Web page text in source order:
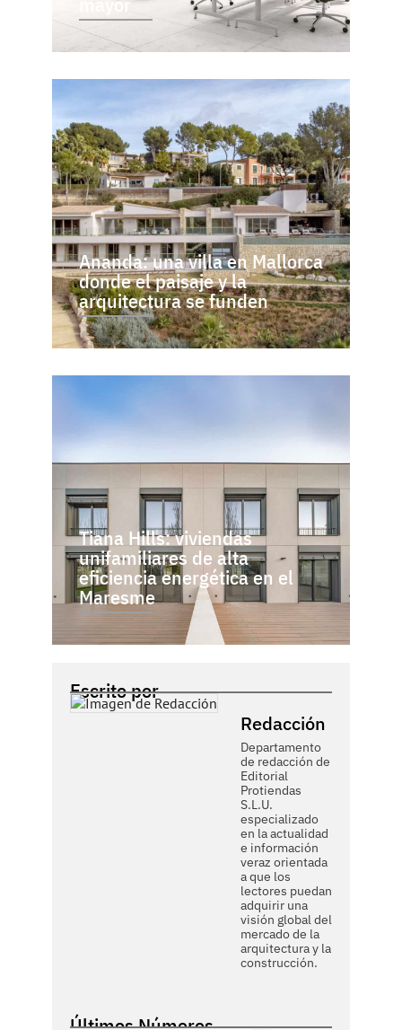
Ananda: una villa en Mallorca
donde el paisaje y la
arquitectura se funden
Tiana Hills: viviendas
unifamiliares de alta
eficiencia energética en el
Maresme
Escrito por
Redacción
Departamento
de redacción de
Editorial
Protiendas
S.L.U.
especializado
en la actualidad
e información
veraz orientada
a que los
lectores puedan
adquirir una
visión global del
mercado de la
arquitectura y la
construcción.